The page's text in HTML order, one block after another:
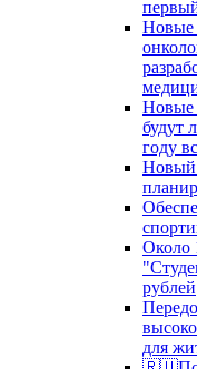
Новые
Новые
будут
году
Новый
Около
рублей
для